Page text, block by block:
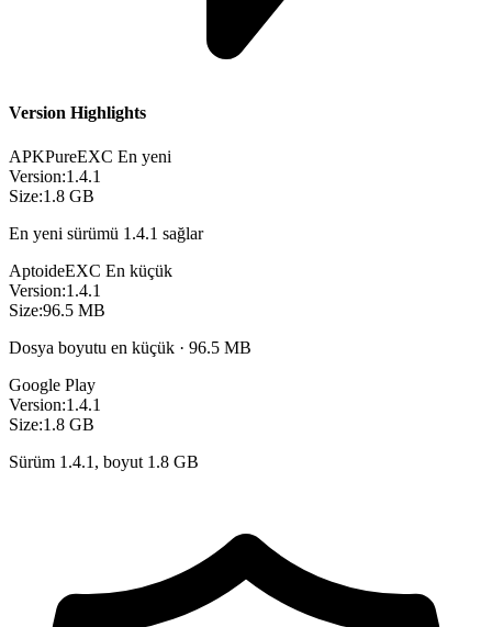
Version Highlights
APKPureEXC En yeni
Version:1.4.1
Size:1.8 GB
En yeni sürümü 1.4.1 sağlar
AptoideEXC En küçük
Version:1.4.1
Size:96.5 MB
Dosya boyutu en küçük · 96.5 MB
Google Play
Version:1.4.1
Size:1.8 GB
Sürüm 1.4.1, boyut 1.8 GB